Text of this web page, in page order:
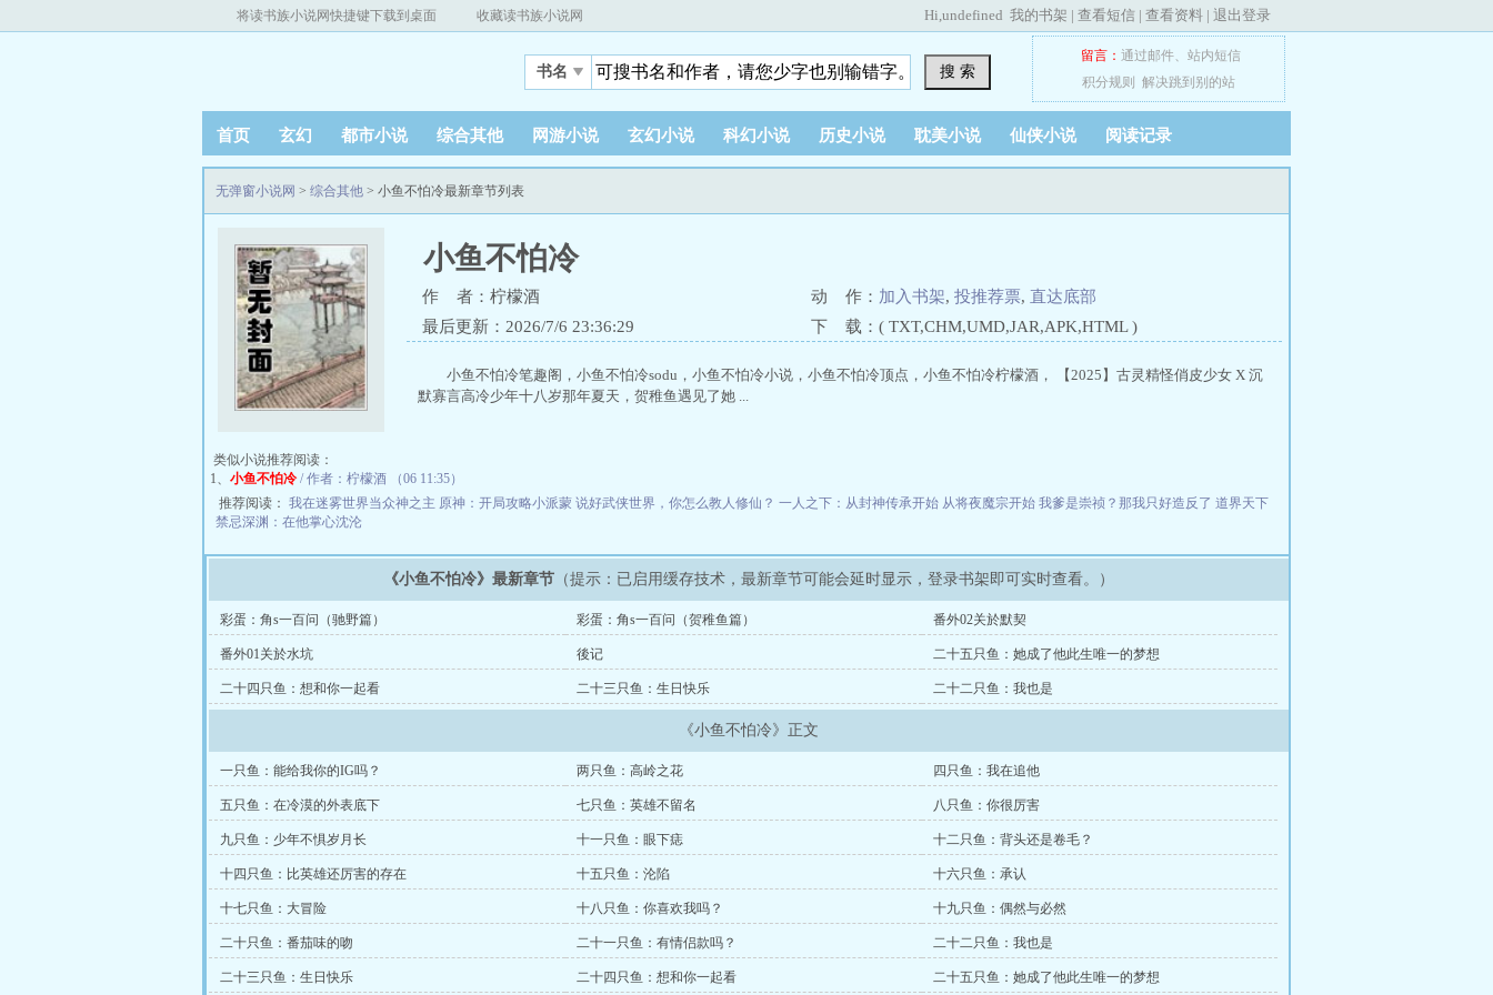
将读书族小说网快捷键下载到桌面 收藏读书族小说网 Hi,undefined 我的书架 | 查看短信 | 查看资料 | 退出登录
书名 搜 索
留言： 通过邮件、 站内短信
积分规则
解决跳到别的站
首页 玄幻 都市小说 综合其他 网游小说 玄幻小说 科幻小说 历史小说 耽美小说 仙侠小说 阅读记录
无弹窗小说网 > 综合其他 > 小鱼不怕冷最新章节列表
小鱼不怕冷
作 者：柠檬酒 动 作： 加入书架, 投推荐票, 直达底部
最后更新：2026/7/6 23:36:29
下 载：( TXT,CHM,UMD,JAR,APK,HTML )
小鱼不怕冷笔趣阁，小鱼不怕冷sodu，小鱼不怕冷小说，小鱼不怕冷顶点，小鱼不怕冷柠檬酒， 【2025】古灵精怪俏皮少女 X 沉
默寡言高冷少年十八岁那年夏天，贺稚鱼遇见了她 ...
类似小说推荐阅读：
1、 小鱼不怕冷/ 作者：柠檬酒 （06 11:35）
推荐阅读： 我在迷雾世界当众神之主 原神：开局攻略小派蒙 说好武侠世界，你怎么教人修仙？ 一人之下：从封神传承开始 从将夜魔宗开始 我爹是崇祯？那我只好造反了 道界天下
禁忌深渊：在他掌心沈沦
《小鱼不怕冷》最新章节 （提示：已启用缓存技术，最新章节可能会延时显示，登录书架即可实时查看。）
彩蛋：角s一百问（驰野篇） 彩蛋：角s一百问（贺稚鱼篇） 番外02关於默契
番外01关於水坑 後记 二十五只鱼：她成了他此生唯一的梦想
二十四只鱼：想和你一起看 二十三只鱼：生日快乐 二十二只鱼：我也是
《小鱼不怕冷》正文
一只鱼：能给我你的IG吗？ 两只鱼：高岭之花 四只鱼：我在追他
五只鱼：在冷漠的外表底下 七只鱼：英雄不留名 八只鱼：你很厉害
九只鱼：少年不惧岁月长 十一只鱼：眼下痣 十二只鱼：背头还是卷毛？
十四只鱼：比英雄还厉害的存在 十五只鱼：沦陷 十六只鱼：承认
十七只鱼：大冒险 十八只鱼：你喜欢我吗？ 十九只鱼：偶然与必然
二十只鱼：番茄味的吻 二十一只鱼：有情侣款吗？ 二十二只鱼：我也是
二十三只鱼：生日快乐 二十四只鱼：想和你一起看 二十五只鱼：她成了他此生唯一的梦想